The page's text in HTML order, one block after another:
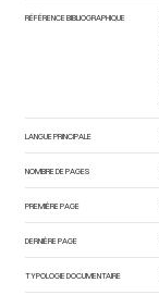
RÉFÉRENCE BIBLIOGRAPHIQUE
LANGUE PRINCIPALE
NOMBRE DE PAGES
PREMIÈRE PAGE
DERNIÈRE PAGE
TYPOLOGIE DOCUMENTAIRE